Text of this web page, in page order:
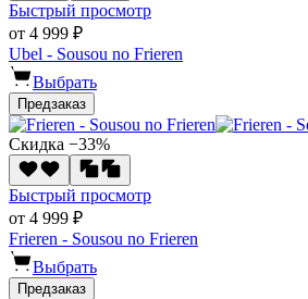
Быстрый просмотр
от 4 999 ₽
Ubel - Sousou no Frieren
Выбрать
Предзаказ
Скидка −33%
Быстрый просмотр
от 4 999 ₽
Frieren - Sousou no Frieren
Выбрать
Предзаказ